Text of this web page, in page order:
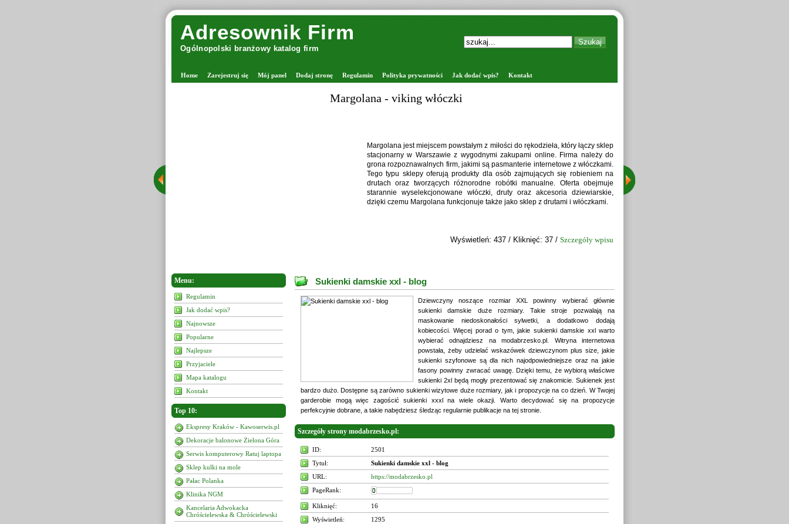
Adresownik Firm
Ogólnopolski branżowy katalog firm
Home Zarejestruj się Mój panel Dodaj stronę Regulamin Polityka prywatności Jak dodać wpis? Kontakt
firm, jakimi są pasmanterie internetowe z włóczkami.
produkty dla osób zajmujących się robieniem na
różnorodne robótki manualne. Oferta obejmuje
włóczki, druty oraz akcesoria dziewiarskie,
Zaprawiarki do nasion - FORTPOL
Spółka Fortpol to autoryzowany dystrybutor Petkus Technologie w Polsce,
oferujący pełne wsparcie dla rolnictwa w zakresie czyszczenia i
magazynowania ziarna. W naszej ofercie znajdują się nowoczesne maszyny,
takie jak kłosownik, wialnia Petkus, suszarnie do zbóż, zaprawiarki do nasion
oraz silosy Petkus. Dostarczamy również sita do zbóż, umożliwiając pełne
wyposażenie ciągów produkcyjnych. Zajmujemy się projektowaniu, montażu i
serwisie urządzeń, dopasowując rozwiązania do wymagań klientów.
Wyświetleń: 359 / Kliknięć: 42 /Szczegóły wpisu
Menu:
Regulamin
Jak dodać wpis?
Najnowsze
Popularne
Najlepsze
Przyjaciele
Mapa katalogu
Kontakt
Top 10:
Ekspresy Kraków - Kawoserwis.pl
Dekoracje balonowe Zielona Góra
Serwis komputerowy Ratuj laptopa
Sklep kulki na mole
Pałac Polanka
Klinika NGM
Kancelaria Adwokacka
Chróścielewska & Chróścielewski
Sukienki damskie xxl - blog
Dziewczyny noszące rozmiar XXL powinny wybierać głównie
sukienki damskie duże rozmiary. Takie stroje pozwalają na
maskowanie niedoskonałości sylwetki, a dodatkowo dodają
kobiecości. Więcej porad o tym, jakie sukienki damskie xxl warto
wybierać odnajdziesz na modabrzesko.pl. Witryna internetowa
powstała, żeby udzielać wskazówek dziewczynom plus size, jakie
sukienki szyfonowe są dla nich najodpowiedniejsze oraz na jakie
fasony powinny zwracać uwagę. Dzięki temu, że wybiorą właściwe
sukienki 2xl będą mogły prezentować się znakomicie. Sukienek jest
bardzo dużo. Dostępne są zarówno sukienki wizytowe duże rozmiary, jak i propozycje na co dzień. W Twojej
garderobie mogą więc zagościć sukienki xxxl na wiele okazji. Warto decydować się na propozycje
perfekcyjnie dobrane, a takie nabędziesz śledząc regularnie publikacje na tej stronie.
Szczegóły strony modabrzesko.pl:
ID:
2501
Tytuł:
Sukienki damskie xxl - blog
URL:
https://modabrzesko.pl
PageRank:
Kliknięć:
16
Wyświetleń:
1295